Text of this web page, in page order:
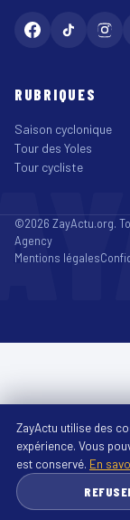
RUBRIQUES
Saison cyclonique
Tour des Yoles
Tour cycliste
©2026 ZayActu.org.
Agency
Mentions légales
ZayActu utilise des
expérience. Vous
est conservé. En